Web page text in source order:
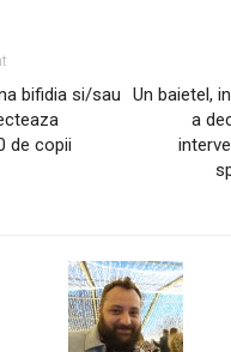
bifidia si/sau
de copii
Un baietel,
a